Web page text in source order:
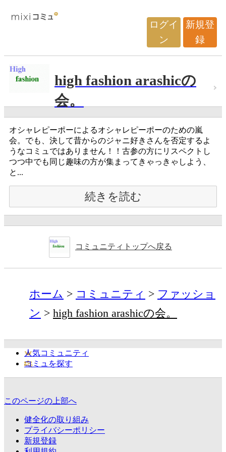
ログイ
ン
新規登
録
high fashion arashicの
会。
オシャレピーポーによるオシャレピーポーのための嵐
会。でも、決して昔からのジャニ好きさんを否定するよ
うなコミュではありません！！古参の方にリスペクトし
つつ中でも同じ趣味の方が集まってきゃっきゃしよう、
と...
続きを読む
コミュニティトップへ戻る
ホーム コミュニティ
ファッショ
ン
high fashion arashicの会。
人気コミュニティ
コミュを探す
このページの上部へ
健全化の取り組み
プライバシーポリシー
新規登録